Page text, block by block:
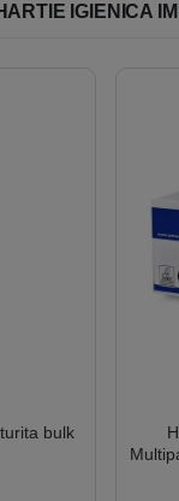
IGIENICA
bulk